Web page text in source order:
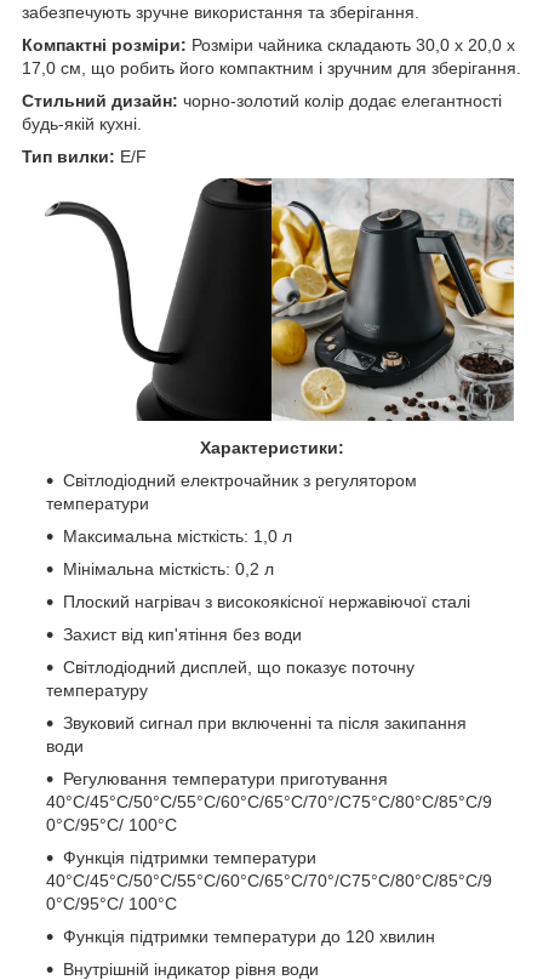
забезпечують зручне використання та зберігання.
Компактні розміри: Розміри чайника складають 30,0 х 20,0 х
17,0 см, що робить його компактним і зручним для зберігання.
Стильний дизайн: чорно-золотий колір додає елегантності
будь-якій кухні.
Тип вилки: E/F
Характеристики:
Світлодіодний електрочайник з регулятором
температури
Максимальна місткість: 1,0 л
Мінімальна місткість: 0,2 л
Плоский нагрівач з високоякісної нержавіючої сталі
Захист від кип'ятіння без води
Світлодіодний дисплей, що показує поточну
температуру
Звуковий сигнал при включенні та після закипання
води
Регулювання температури приготування
40°C/45°C/50°C/55°C/60°C/65°C/70°/C75°C/80°C/85°C/9
0°C/95°C/ 100°C
Функція підтримки температури
40°C/45°C/50°C/55°C/60°C/65°C/70°/C75°C/80°C/85°C/9
0°C/95°C/ 100°C
Функція підтримки температури до 120 хвилин
Внутрішній індикатор рівня води